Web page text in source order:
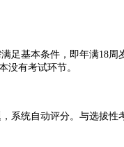
基本条件，即年满18周
没有考试环节。
统自动评分。与选拔性